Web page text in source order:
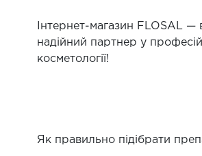
Інтернет-магазин FLOSAL —
надійний партнер у
косметології!
Як правильно підібрати